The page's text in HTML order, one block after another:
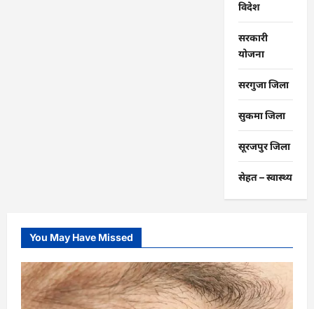
विदेश
सरकारी
योजना
सरगुजा जिला
सुकमा जिला
सूरजपुर जिला
सेहत – स्‍वास्‍थ्‍य
You May Have Missed